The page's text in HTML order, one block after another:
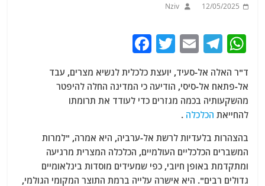
12/05/2025
Nziv
W
h
at
s
A
p
p
T
el
e
g
ra
m
E
ai
l
T
itt
er
a
c
e
o
o
k
ד"ר האלה אל-סעיד, יועצת כלכלית לנשיא מצרים, עבד
אל-פתאח אל-סיסי, הודיעה כי המדינה החלה להיפטר
מהשקעותיה בכמה מגזרים כדי לעודד את תרומתו
להחייאת הכלכלה .
בהצהרות בלעדיות לרשת אל-ערביה, היא אמרה, "למרות
המשברים הכלכליים העולמיים, הכלכלה המצרית מרגיעה
ומתקדמת באופן חיובי, כפי שמעידים מוסדות בינלאומיים
גדולים רבים". היא אישרה עלייה ברמת התוצר המקומי הגולמי,